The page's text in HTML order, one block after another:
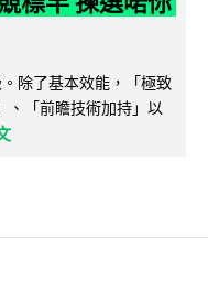
除了基本效能，「極致
、「前瞻技術加持」以